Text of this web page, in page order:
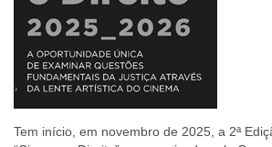
Tem início, em novembro de 2025, a 2ª